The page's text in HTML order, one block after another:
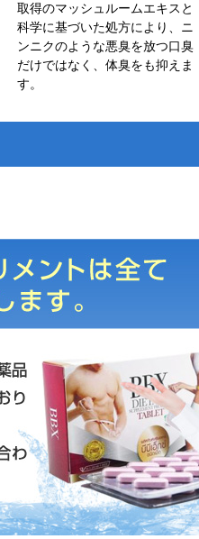
取得のマッシュルームエキスと
科学に基づいた処方により、ニ
ンニクのような悪臭を放つ口臭
だけではなく、体臭をも抑えま
す。